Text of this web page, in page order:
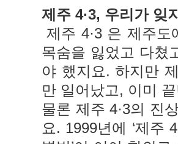
제주 4·3, 우리가 잊
제주 4·3 은 제주
목숨을 잃었고 다쳤
야 했지요. 하지만
만 일어났고, 이미
물론 제주 4·3의 진
요. 1999년에 ‘제주